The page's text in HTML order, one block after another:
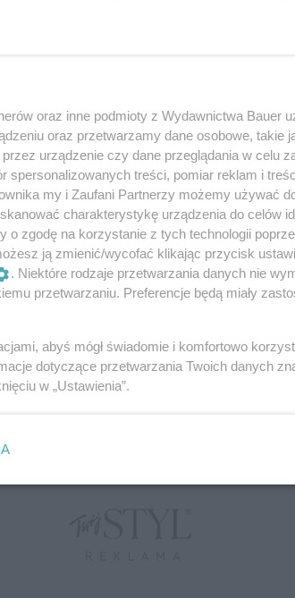
z długim
Torba zamiast
2026 roku
ALICJA WIKIEŁ
oraz inne podmioty z Wydawnictwa Bauer
oraz przetwarzamy dane osobowe, takie
urządzenie czy dane przeglądania w celu
spersonalizowanych treści, pomiar reklam i
my i Zaufani Partnerzy możemy używać
charakterystykę urządzenia do celów
o zgodę na korzystanie z tych technologii
ją zmienić/wycofać klikając przycisk
. Niektóre rodzaje przetwarzania danych nie
przetwarzaniu. Preferencje będą miały
abyś mógł świadomie i komfortowo
dotyczące przetwarzania Twoich danych
w „Ustawienia”.